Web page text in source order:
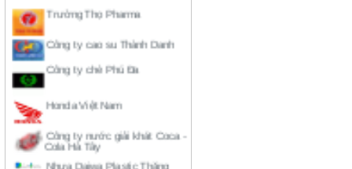
Công ty chè Phú Đa
Honda Việt Nam
Cola Hà Tây
Nhựa Daiwa Plastic Thăng
Long